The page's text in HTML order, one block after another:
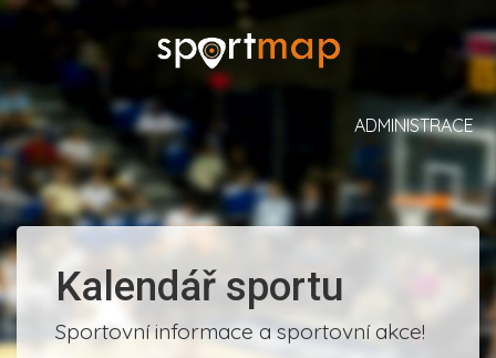
ADMINISTRACE
Kalendář sportu
Sportovní informace a sportovní akce!